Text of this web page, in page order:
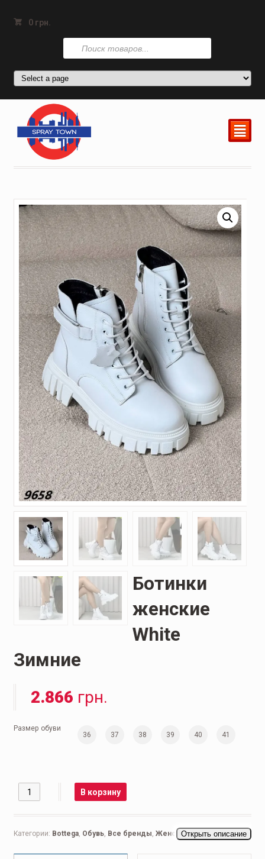
0 грн.
Поиск
товаров
²
Ботинки
женские
White
Зимние
2.866 грн.
Размер обуви
36 37 38 39 40 41
Количество В корзину
Категории: Bottеga, Обувь, Все бренды, Женская обувь,Ботинки
Открыть описание